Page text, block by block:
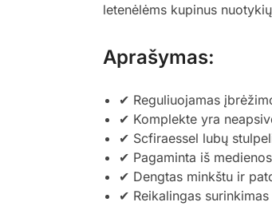
letenėlėms kupinus
Aprašymas:
✔ Reguliuojamas
✔ Komplekte yra
✔ Scfiraessel lubų
✔ Pagaminta iš
✔ Dengtas minkštu ir
✔ Reikalingas surinkimas